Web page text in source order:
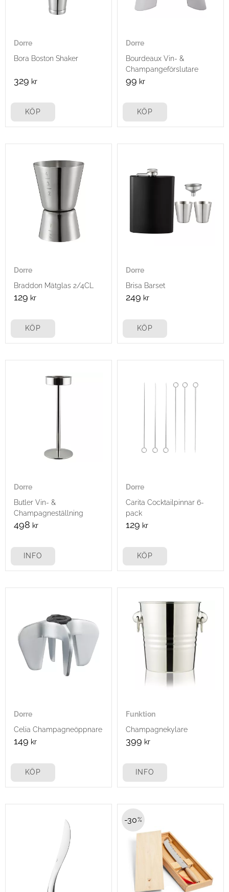
Dorre
Bora Boston Shaker
329 kr
KÖP
Dorre
Bourdeaux Vin- &
Champangeförslutare
99 kr
KÖP
Dorre
Braddon Mätglas 2/4CL
129 kr
KÖP
Dorre
Brisa Barset
249 kr
KÖP
Dorre
Butler Vin- &
Champagneställning
498 kr
INFO
Dorre
Carita Cocktailpinnar 6-
pack
129 kr
KÖP
Dorre
Celia Champagneöppnare
149 kr
KÖP
Funktion
Champagnekylare
399 kr
INFO
30%